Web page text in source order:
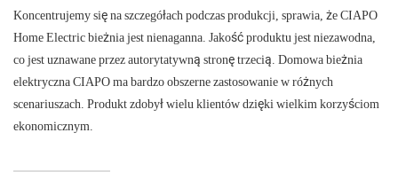
Koncentrujemy się na szczegółach podczas produkcji, sprawia, że ​​CIAPO
Home Electric bieżnia jest nienaganna. Jakość produktu jest niezawodna,
co jest uznawane przez autorytatywną stronę trzecią. Domowa bieżnia
elektryczna CIAPO ma bardzo obszerne zastosowanie w różnych
scenariuszach. Produkt zdobył wielu klientów dzięki wielkim korzyściom
ekonomicznym.